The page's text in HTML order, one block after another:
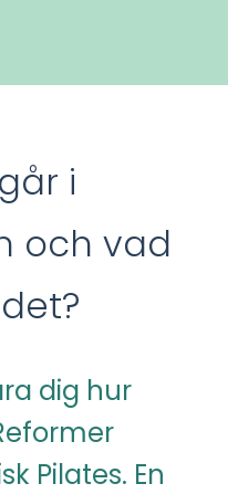
i
och vad
dig hur
Pilates. En